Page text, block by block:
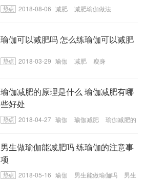
2018-08-06 减肥 减肥瑜伽做法
瑜伽可以减肥吗 怎么练瑜伽可以减肥
2018-03-29 瑜伽 减肥 瘦身
瑜伽减肥的原理是什么 瑜伽减肥有哪
些好处
2018-04-27 瑜伽 瑜伽减肥
瑜伽减肥的
男生做瑜伽能减肥吗 练瑜伽的注意事
项
2018-05-16 瑜伽 男生能做瑜伽吗
男生